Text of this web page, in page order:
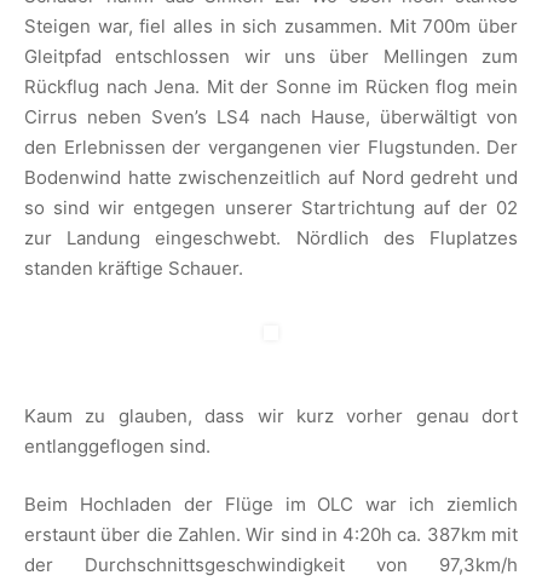
Steigen war, fiel alles in sich zusammen. Mit 700m über
Gleitpfad entschlossen wir uns über Mellingen zum
Rückflug nach Jena. Mit der Sonne im Rücken flog mein
Cirrus neben Sven’s LS4 nach Hause, überwältigt von
den Erlebnissen der vergangenen vier Flugstunden. Der
Bodenwind hatte zwischenzeitlich auf Nord gedreht und
so sind wir entgegen unserer Startrichtung auf der 02
zur Landung eingeschwebt. Nördlich des Fluplatzes
standen kräftige Schauer.
Kaum zu glauben, dass wir kurz vorher genau dort
entlanggeflogen sind.
Beim Hochladen der Flüge im OLC war ich ziemlich
erstaunt über die Zahlen. Wir sind in 4:20h ca. 387km mit
der Durchschnittsgeschwindigkeit von 97,3km/h